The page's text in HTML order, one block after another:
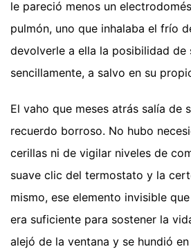
le pareció menos un
pulmón, uno que inhalaba el frío
devolverle a ella la posibilidad de
sencillamente, a salvo en su
El vaho que meses atrás salía de
recuerdo borroso. No hubo
cerillas ni de vigilar niveles de
suave clic del termostato y la
mismo, ese elemento invisible
era suficiente para sostener la
alejó de la ventana y se hundió